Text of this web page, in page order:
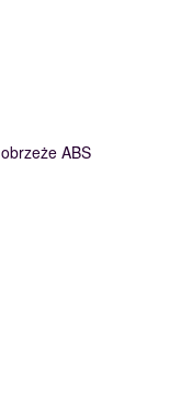
ABS